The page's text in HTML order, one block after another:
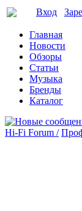
Вход
Главная
Новости
Обзоры
Статьи
Музыка
Бренды
Каталог
Hi-Fi Forum /